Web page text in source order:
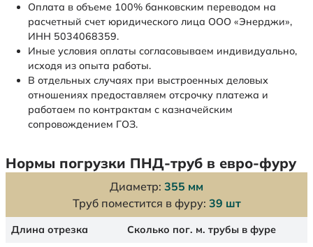
Оплата в объеме 100% банковским переводом на
расчетный счет юридического лица ООО «Энерджи»,
ИНН 5034068359.
Иные условия оплаты согласовываем индивидуально,
исходя из опыта работы.
В отдельных случаях при выстроенных деловых
отношениях предоставляем отсрочку платежа и
работаем по контрактам с казначейским
сопровождением ГОЗ.
Нормы погрузки ПНД-труб в евро-фуру
Диаметр: 355 мм
Труб поместится в фуру: 39 шт
Длина отрезка Сколько пог. м. трубы в фуре